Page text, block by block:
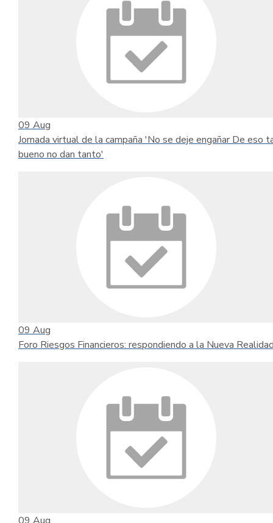
09 Aug
Jornada virtual de la campaña 'No se deje engañar De eso
bueno no dan tanto'
09 Aug
Foro Riesgos Financieros: respondiendo a la Nueva